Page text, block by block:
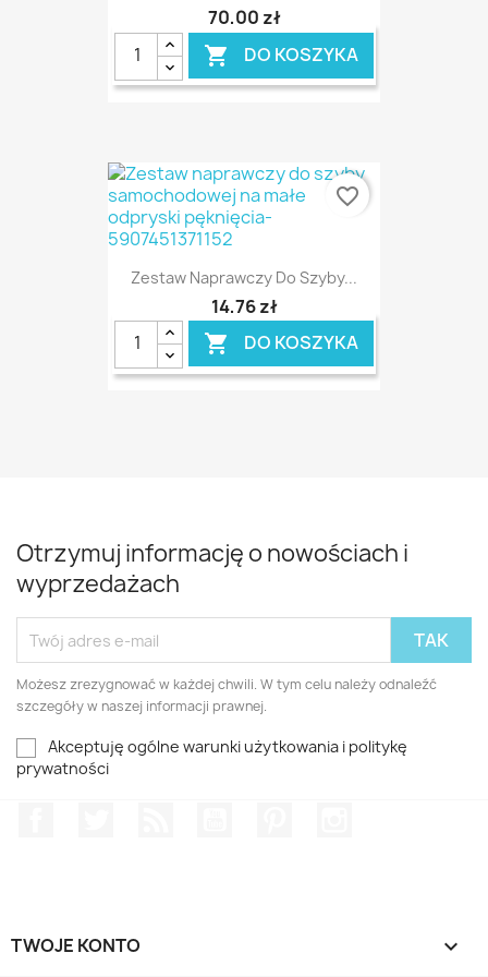
70,00 zł
 DO KOSZYKA
Zestaw Naprawczy Do Szyby...
14,76 zł
 DO KOSZYKA
favorite_border
Otrzymuj informację o nowościach i
wyprzedażach
Możesz zrezygnować w każdej chwili. W tym celu należy odnaleźć
szczegóły w naszej informacji prawnej.
Akceptuję ogólne warunki użytkowania i politykę
prywatności
TWOJE KONTO 